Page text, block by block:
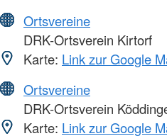
Ortsvereine
DRK-Ortsverein Kirtorf
Karte: Link zur Google
Ortsvereine
DRK-Ortsverein
Karte: Link zur Google